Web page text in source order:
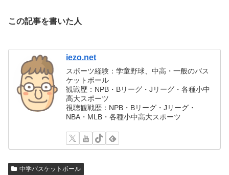
この記事を書いた人
iezo.net
スポーツ経験：学童野球、中高・一般のバス
ケットボール
観戦歴：NPB・Bリーグ・Jリーグ・各種小中
高大スポーツ
視聴観戦歴：NPB・Bリーグ・Jリーグ・
NBA・MLB・各種小中高大スポーツ
中学バスケットボール